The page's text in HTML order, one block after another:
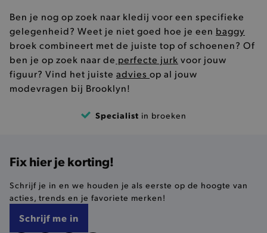
Ben je nog op zoek naar kledij voor een specifieke
gelegenheid? Weet je niet goed hoe je een baggy
broek combineert met de juiste top of schoenen? Of
ben je op zoek naar de perfecte jurk voor jouw
figuur? Vind het juiste advies op al jouw
modevragen bij Brooklyn!
Specialist in broeken
Fix hier je korting!
Schrijf je in en we houden je als eerste op de hoogte van
acties, trends en je favoriete merken!
Schrijf me in
selected-val .brooklyn.be
pickupStoreVal .brooklyn.be
pickupAddress
product-out-of-stock-modal .brooklyn.be